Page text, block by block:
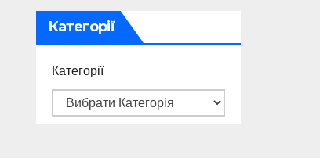
Категорії
Категорії